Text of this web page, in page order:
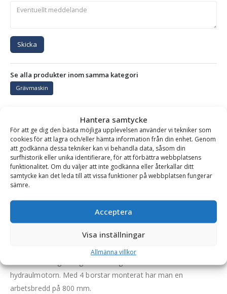
Hantera samtycke
För att ge dig den bästa möjliga upplevelsen använder vi tekniker som
cookies för att lagra och/eller hämta information från din enhet. Genom
att godkänna dessa tekniker kan vi behandla data, såsom din
surfhistorik eller unika identifierare, för att förbättra webbplatsens
funktionalitet. Om du väljer att inte godkänna eller återkallar ditt
samtycke kan det leda till att vissa funktioner på webbplatsen fungerar
sämre.
Acceptera
Visa inställningar
Allmänna villkor
Skicka
Se alla produkter inom samma kategori
Grävmaskin
BESKRIVNING
Ogräsborste RB80 för grävmaskin – fäste S30/150,
arbetsbredd 800 mm, 4 borsthuvuden
Med sina 4 borsthuvuden har den en stor kapacitet. Med
stålborsten monterade gör den riktigt rent i fogar och vrår.
Det finns även mjukare borst att sätta dit. Tack vare
växellådan som sitter mellan hydraulmotorn och borsthuvudet
hydraulmotorn. Med 4 borstar monterat har man en
arbetsbredd på 800 mm.